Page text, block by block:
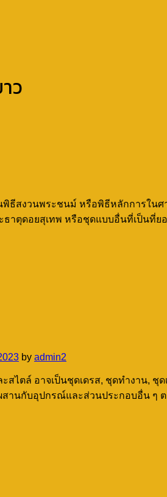
ว
พิธีสงวนพระชนม์ หรือพิธีหลักการใ
าตุดอยสุเทพ หรือชุดแบบอื่นที่เป็นที่
by admin2
ไตล์ อาจเป็นชุดเดรส, ชุดทำงาน,
สานกับอุปกรณ์และส่วนประกอบอื่น